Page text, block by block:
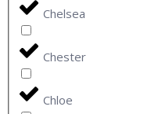
Chelsea
Chester
Chloe